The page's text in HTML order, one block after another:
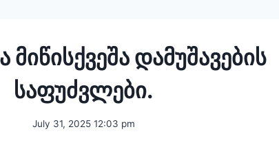
დამუშავების
საფუძვლები.
July 31, 2025 12:03 pm